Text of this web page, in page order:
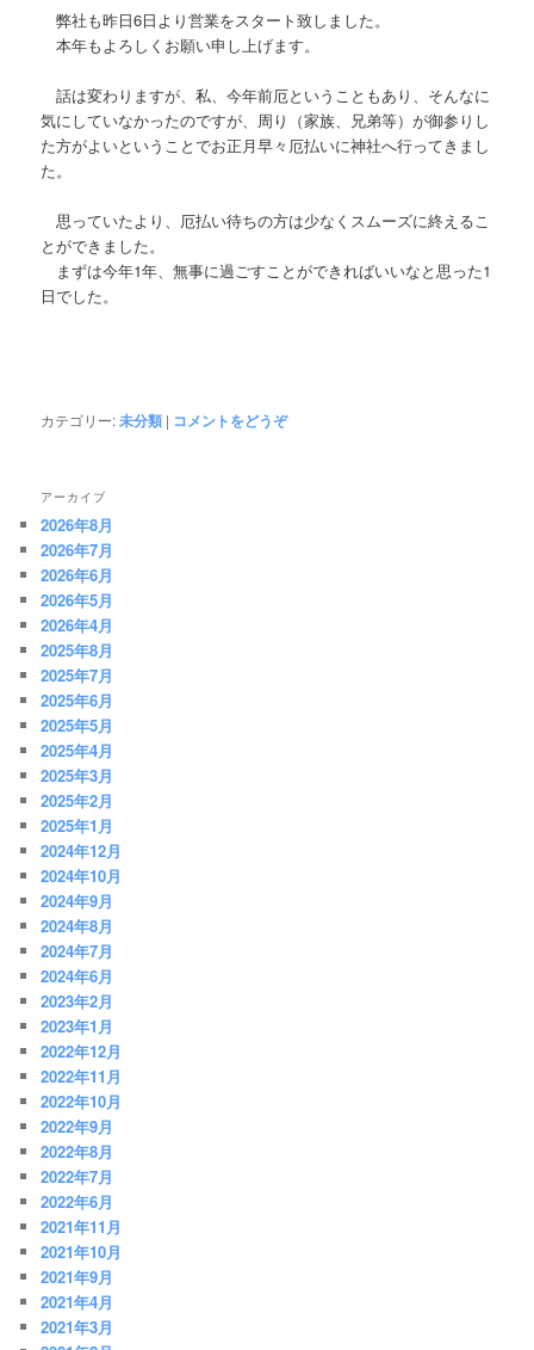
弊社も昨日6日より営業をスタート致しました。
本年もよろしくお願い申し上げます。
話は変わりますが、私、今年前厄ということもあり、そんなに
気にしていなかったのですが、周り（家族、兄弟等）が御参りし
た方がよいということでお正月早々厄払いに神社へ行ってきまし
た。
思っていたより、厄払い待ちの方は少なくスムーズに終えるこ
とができました。
まずは今年1年、無事に過ごすことができればいいなと思った1
日でした。
カテゴリー:未分類 | コメントをどうぞ
アーカイブ
2026年8月
2026年7月
2026年6月
2026年5月
2026年4月
2025年8月
2025年7月
2025年6月
2025年5月
2025年4月
2025年3月
2025年2月
2025年1月
2024年12月
2024年10月
2024年9月
2024年8月
2024年7月
2024年6月
2023年2月
2023年1月
2022年12月
2022年11月
2022年10月
2022年9月
2022年8月
2022年7月
2022年6月
2021年11月
2021年10月
2021年9月
2021年4月
2021年3月